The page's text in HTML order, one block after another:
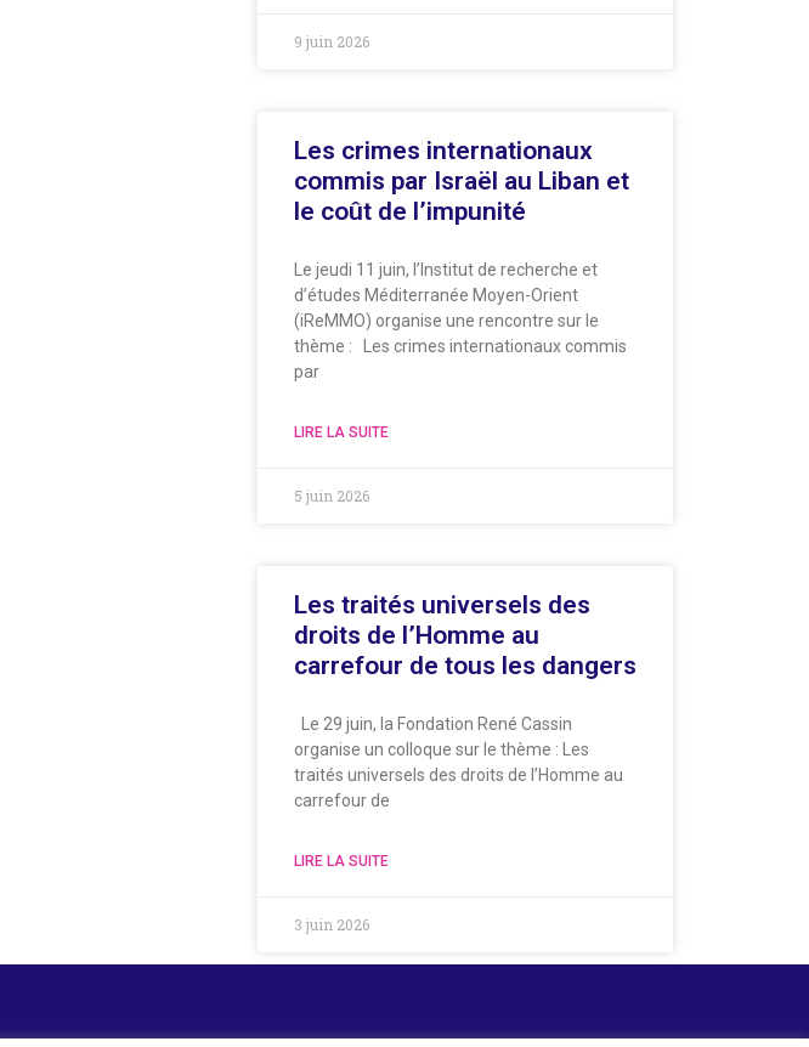
9 juin 2026
Les crimes internationaux
commis par Israël au Liban et
le coût de l’impunité
Le jeudi 11 juin, l’Institut de recherche et
d’études Méditerranée Moyen-Orient
(iReMMO) organise une rencontre sur le
thème : Les crimes internationaux commis
par
LIRE LA SUITE
5 juin 2026
Les traités universels des
droits de l’Homme au
carrefour de tous les dangers
Le 29 juin, la Fondation René Cassin
organise un colloque sur le thème : Les
traités universels des droits de l’Homme au
carrefour de
LIRE LA SUITE
3 juin 2026